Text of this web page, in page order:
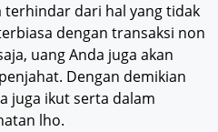
terhindar dari hal yang tidak
dengan transaksi non
uang Anda juga akan
Dengan demikian
juga ikut serta dalam
lho.